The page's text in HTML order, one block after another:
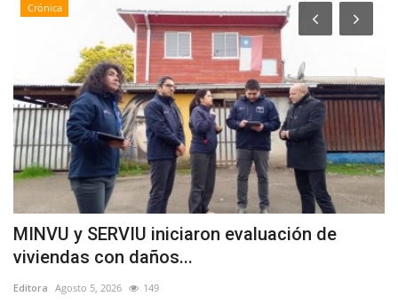
Crónica
MINVU y SERVIU iniciaron evaluación de
viviendas con daños...
Editora Agosto 5, 2026 149